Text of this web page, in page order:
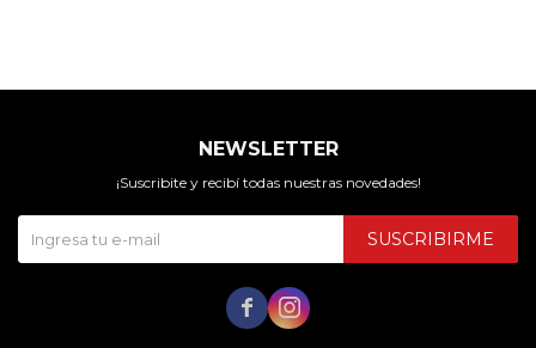
NEWSLETTER
¡Suscribite y recibí todas nuestras novedades!
SUSCRIBIRME
 